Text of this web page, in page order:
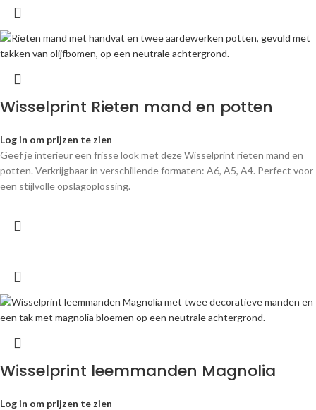
Wisselprint Rieten mand en potten
Log in om prijzen te zien
Geef je interieur een frisse look met deze Wisselprint rieten mand en
potten. Verkrijgbaar in verschillende formaten: A6, A5, A4. Perfect voor
een stijlvolle opslagoplossing.
Wisselprint leemmanden Magnolia
Log in om prijzen te zien